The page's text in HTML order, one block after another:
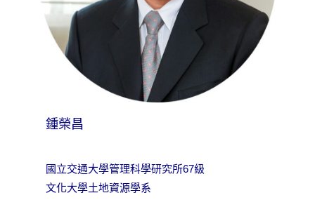
鍾榮昌
國立交通大學管理科學研究所67級
文化大學土地資源學系